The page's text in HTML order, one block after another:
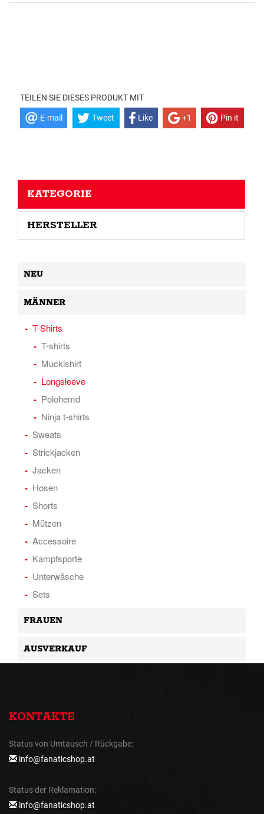
TEILEN SIE DIESES PRODUKT MIT
E-mail Tweet Like +1 Pin it
KATEGORIE
HERSTELLER
NEU
MÄNNER
T-Shirts
T-shirts
Muckishirt
Longsleeve
Polohemd
Ninja t-shirts
Sweats
Strickjacken
Jacken
Hosen
Shorts
Mützen
Accessoire
Kampfsporte
Unterwäsche
Sets
FRAUEN
AUSVERKAUF
KONTAKTE
Status von Umtausch / Rückgabe:
info@fanaticshop.at
Status der Reklamation:
info@fanaticshop.at